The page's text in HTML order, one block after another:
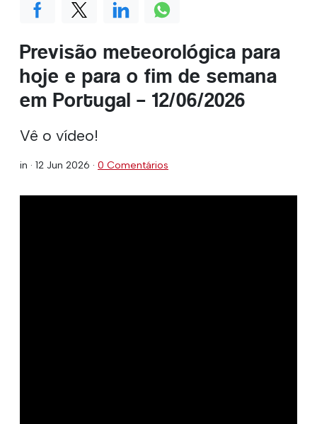
Previsão meteorológica para
hoje e para o fim de semana
em Portugal – 12/06/2026
Vê o vídeo!
in · 12 Jun 2026 · 0 Comentários